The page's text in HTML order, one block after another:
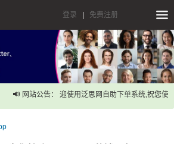
登录 免费注册
网站公告： 迎使用泛思网自助下单系统,祝您使用